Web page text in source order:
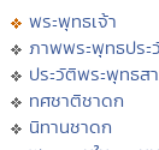
พระพุทธเจ้า
ภาพพระพุทธประ
ประวัติพระพุทธส
ทศชาติชาดก
นิทานชาดก